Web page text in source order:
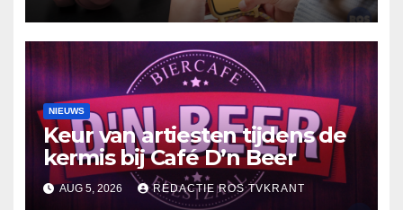
NIEUWS
Keur van artiesten tijdens de
kermis bij Café D’n Beer
AUG 5, 2026 REDACTIE ROS TVKRANT